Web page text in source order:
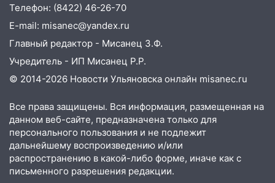
18:11 Ульяновская область стала
пилотным регионом проекта
«Культурное долголетие»
17:23 Прогноз погоды в Ульяновской
областной больницы поступили шесть
новых аппаратов ИВЛ
16:51 В Чердаклинском районе
ремонтируют дороги, ставят остановки
и проводят новое освещение
Телефон: (8422) 46-26-70
E-mail: misanec@yandex.ru
Главный редактор - Мисанец З.Ф.
Учредитель - ИП Мисанец Р.Р.
© 2014-2026 Новости Ульяновска онлайн misanec.ru
Все права защищены. Вся информация, размещенная на
данном веб-сайте, предназначена только для
персонального пользования и не подлежит
дальнейшему воспроизведению и/или
распространению в какой-либо форме, иначе как с
письменного разрешения редакции.